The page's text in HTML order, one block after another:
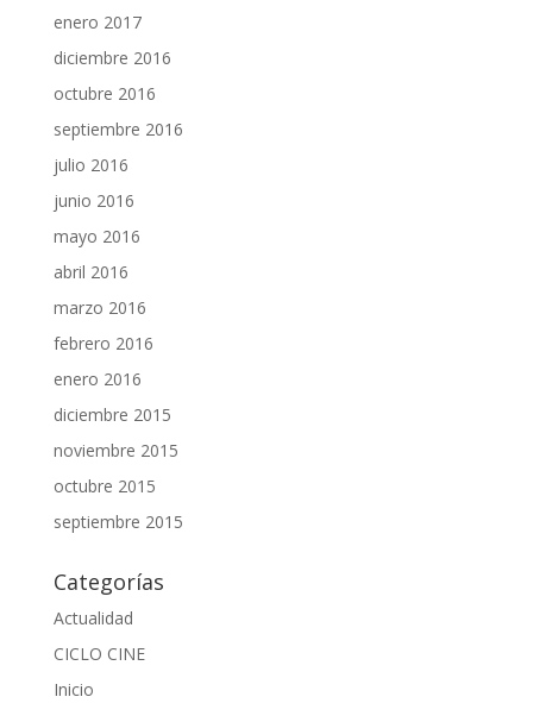
enero 2017
diciembre 2016
octubre 2016
septiembre 2016
julio 2016
junio 2016
mayo 2016
abril 2016
marzo 2016
febrero 2016
enero 2016
diciembre 2015
noviembre 2015
octubre 2015
septiembre 2015
Categorías
Actualidad
CICLO CINE
Inicio